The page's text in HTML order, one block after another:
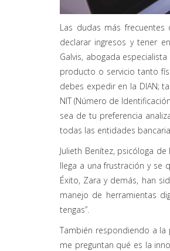
Las dudas más
declarar ingresos y tener
Galvis, abogada
producto o servicio tanto
debes expedir en la DIAN;
NIT (Número de
sea de tu preferencia
todas las entidades
Julieth Benítez, psicóloga
llega a una frustración y se
Éxito, Zara y demás, han
manejo de herramientas
tengas”.
También respondiendo a la
me preguntan qué es la